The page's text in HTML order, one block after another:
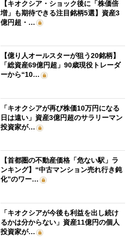
【キオクシア・ショック後に「株価倍
増」も期待できる注目銘柄5選】資産3
億円超・…
【億り人オールスターが狙う20銘柄】
「総資産69億円超」90歳現役トレーダ
ーから“10…
「キオクシアが再び株価10万円になる
日は遠い」資産3億円超のサラリーマン
投資家が…
【首都圏の不動産価格「危ない駅」ラ
ンキング】“中古マンション売れ行き鈍
化”のワー…
「キオクシアが今後も利益を出し続け
るかは分からない」資産11億円の個人
投資家が…